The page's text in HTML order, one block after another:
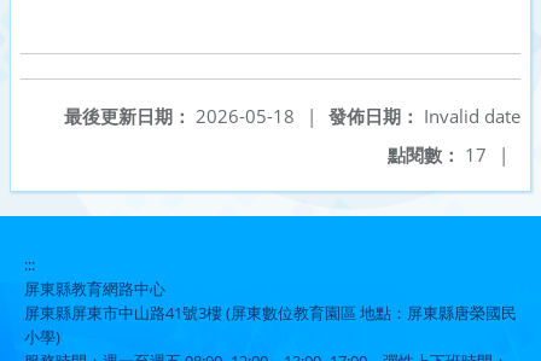
發佈日期： Invalid date
最後更新日期： 2026-05-18
|
點閱數： 17 |
:::
屏東縣教育網路中心
屏東縣屏東市中山路41號3樓 (屏東數位教育園區 地點：屏東縣唐榮國民
小學)